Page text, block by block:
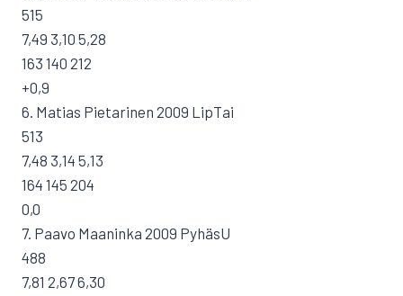
515
7,49 3,10 5,28
163 140 212
+0,9
6. Matias Pietarinen 2009 LipTai
513
7,48 3,14 5,13
164 145 204
0,0
7. Paavo Maaninka 2009 PyhäsU
488
7,81 2,67 6,30